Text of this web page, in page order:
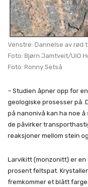
Venstre: Dannelse av rød
Foto: Bjørn Jamtveit/UiO
Foto: Ronny Setså
– Studien åpner opp for
geologiske prosesser på.
på nanonivå kan ha noe
de påvirker
reaksjoner mellom stein
Larvikitt (monzonitt) er en
prosent feltspat.
fremkommer et blått